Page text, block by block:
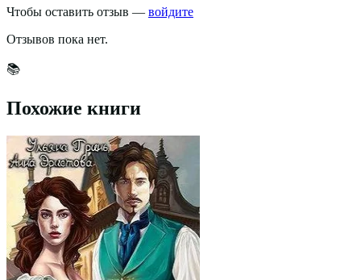
Чтобы оставить отзыв — войдите
Отзывов пока нет.
📚
Похожие книги